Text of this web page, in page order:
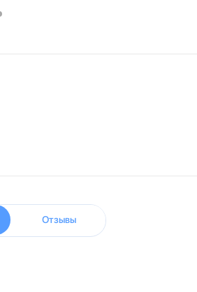
Отзывы